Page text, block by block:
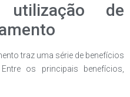
de
traz uma série de benefícios
os principais benefícios,